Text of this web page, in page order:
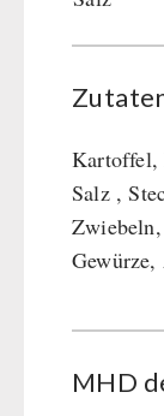
Kartoffel,
Salz ,
MHD